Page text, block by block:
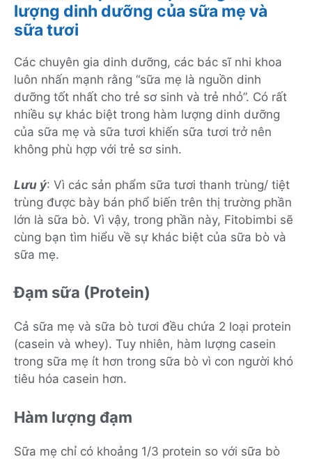
lượng dinh dưỡng của sữa mẹ và
sữa tươi
Các chuyên gia dinh dưỡng, các bác sĩ nhi khoa
luôn nhấn mạnh rằng “sữa mẹ là nguồn dinh
dưỡng tốt nhất cho trẻ sơ sinh và trẻ nhỏ”. Có rất
nhiều sự khác biệt trong hàm lượng dinh dưỡng
của sữa mẹ và sữa tươi khiến sữa tươi trở nên
không phù hợp với trẻ sơ sinh.
Lưu ý: Vì các sản phẩm sữa tươi thanh trùng/ tiệt
trùng được bày bán phổ biến trên thị trường phần
lớn là sữa bò. Vì vậy, trong phần này, Fitobimbi sẽ
cùng bạn tìm hiểu về sự khác biệt của sữa bò và
sữa mẹ.
Đạm sữa (Protein)
Cả sữa mẹ và sữa bò tươi đều chứa 2 loại protein
(casein và whey). Tuy nhiên, hàm lượng casein
trong sữa mẹ ít hơn trong sữa bò vì con người khó
tiêu hóa casein hơn.
Hàm lượng đạm
Sữa mẹ chỉ có khoảng 1/3 protein so với sữa bò